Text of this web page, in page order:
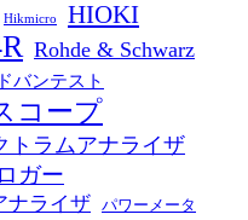
Hikmicro HIOKI
Rohde & Schwarz
バンテスト
コープ
トラムアナライザ
ガー
ナライザ パワーメータ